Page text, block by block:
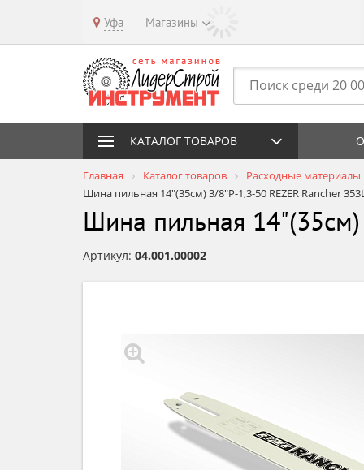
Уфа Магазины
КАТАЛОГ ТОВАРОВ
Главная Каталог товаров Расходные материалы
Шина пильная 14"(35см) 3/8"P-1,3-50 REZER Rancher
Шина пильная
Артикул: 04.001.00002